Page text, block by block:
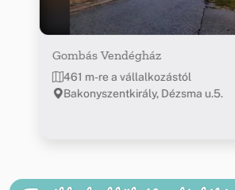
Gombás Vendégház
461 m-re a vállalkozástól
Bakonyszentkirály, Dézsma u.5.